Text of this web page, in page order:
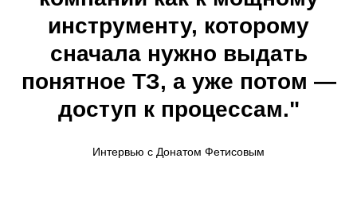
инструменту, которому
сначала нужно выдать
понятное ТЗ, а уже потом —
доступ к процессам."
Интервью с Донатом Фетисовым